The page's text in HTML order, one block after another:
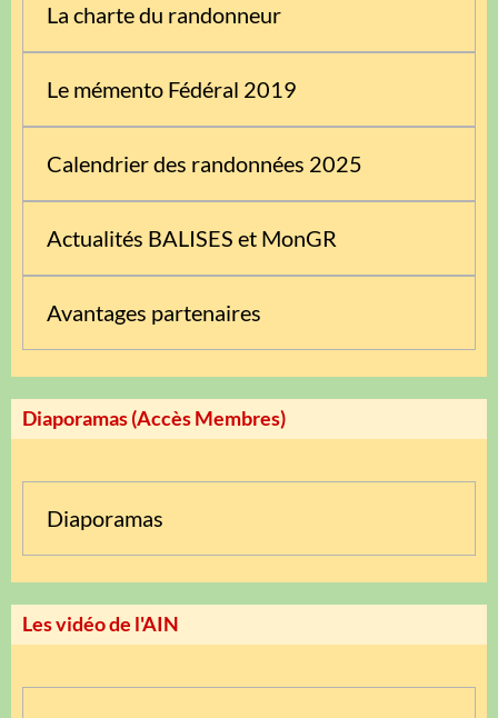
La charte du randonneur
Le mémento Fédéral 2019
Calendrier des randonnées 2025
Actualités BALISES et MonGR
Avantages partenaires
Diaporamas (Accès Membres)
Diaporamas
Les vidéo de l'AIN